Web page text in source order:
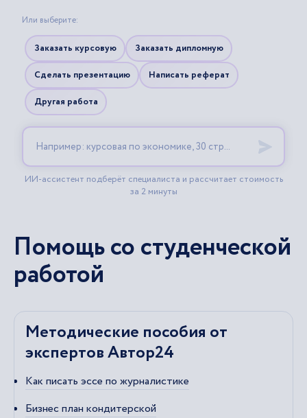
Помощь со студенческой
работой
Методические пособия от
экспертов Автор24
Как писать эссе по журналистике
Бизнес план кондитерской